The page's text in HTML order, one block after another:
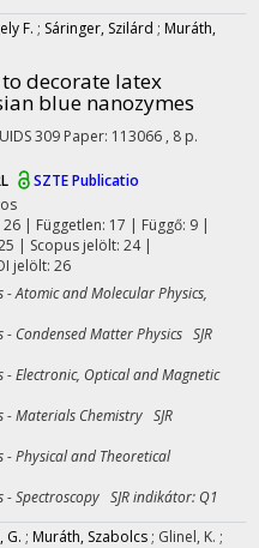
F. ; Sáringer, Szilárd ; Muráth,
decorate latex
blue nanozymes
309 Paper: 113066 , 8 p.
SZTE Publicatio
26| Független: 17 | Függő: 9 |
| Scopus jelölt: 24 |
jelölt: 26
Atomic and Molecular Physics,
Condensed Matter Physics SJR
Electronic, Optical and Magnetic
Materials Chemistry SJR
Physical and Theoretical
Spectroscopy SJR indikátor: Q1
G. ; Muráth, Szabolcs ; Glinel, K. ;